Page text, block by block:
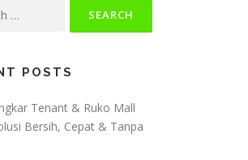
POSTS
Tenant & Ruko Mall
Bersih, Cepat & Tanpa